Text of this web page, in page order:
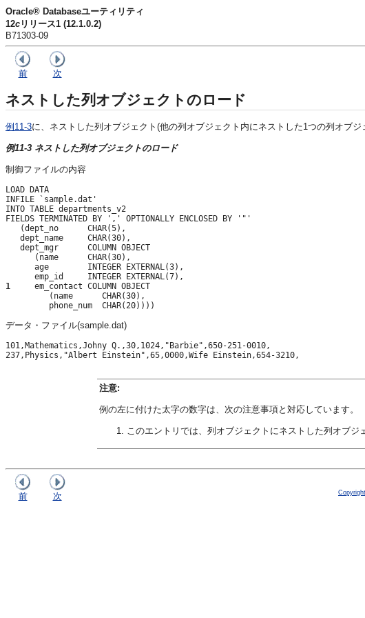
Oracle® Databaseユーティリティ
12c リリース1 (12.1.0.2)
B71303-09
前 次
ネストした列オブジェクトのロード
例11-3に、ネストした列オブジェクト(他の列オブジェクト内にネストした1つの列オブジ
例11-3 ネストした列オブジェクトのロード
制御ファイルの内容
LOAD DATA
INFILE `sample.dat'
INTO TABLE departments_v2
FIELDS TERMINATED BY ',' OPTIONALLY ENCLOSED BY '"'
   (dept_no      CHAR(5),
   dept_name     CHAR(30),
   dept_mgr      COLUMN OBJECT
      (name      CHAR(30),
      age        INTEGER EXTERNAL(3),
1
     em_contact COLUMN OBJECT
         (name      CHAR(30),
データ・ファイル(sample.dat)
101,Mathematics,Johny Q.,30,1024,"Barbie",650-251-0010,
237,Physics,"Albert Einstein",65,0000,Wife Einstein,654-3210,
注意:
例の左に付けた太字の数字は、次の注意事項と対応しています。
このエントリでは、列オブジェクトにネストした列オブジ
前 次